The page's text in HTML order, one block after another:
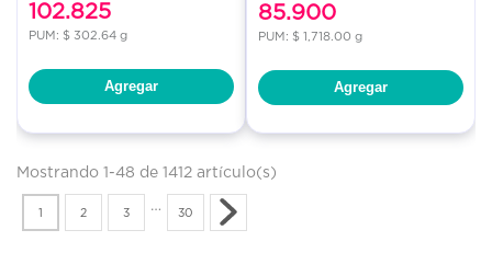
102.825
PUM: $ 302.64 g
Agregar
85.900
PUM: $ 1,718.00 g
Agregar
Mostrando 1-48 de 1412 artículo(s)
1 2 3 … 30